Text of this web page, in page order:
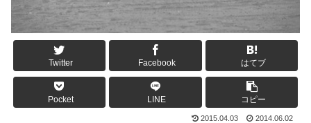
Twitter Facebook はてブ
Pocket LINE コピー
2015.04.03 2014.06.02